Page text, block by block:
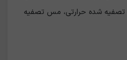
شده حرارتی، مس تصفیه